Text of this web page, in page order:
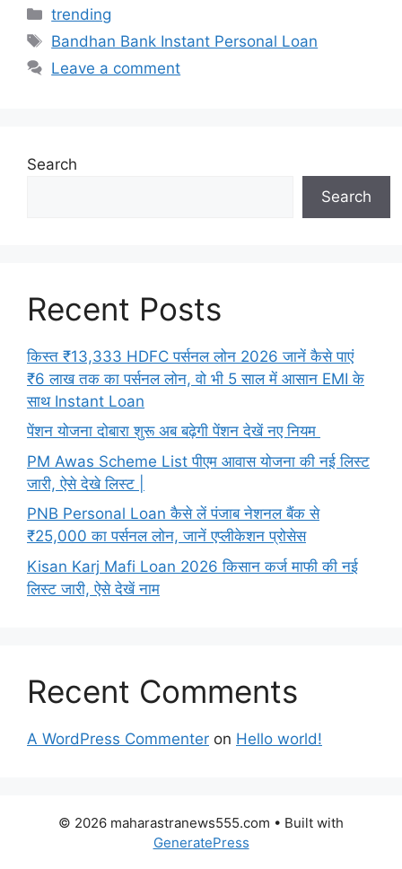
Categories
trending
Tags
Bandhan Bank Instant Personal Loan
Leave a comment
Search
Search
Recent Posts
किस्त ₹13,333 HDFC पर्सनल लोन 2026 जानें कैसे पाएं
₹6 लाख तक का पर्सनल लोन, वो भी 5 साल में आसान EMI के
साथ Instant Loan
पेंशन योजना दोबारा शुरू अब बढ़ेगी पेंशन देखें नए नियम
PM Awas Scheme List पीएम आवास योजना की नई लिस्ट
जारी, ऐसे देखे लिस्ट |
PNB Personal Loan कैसे लें पंजाब नेशनल बैंक से
₹25,000 का पर्सनल लोन, जानें एप्लीकेशन प्रोसेस
Kisan Karj Mafi Loan 2026 किसान कर्ज माफी की नई
लिस्ट जारी, ऐसे देखें नाम
Recent Comments
A WordPress Commenter on Hello world!
© 2026 maharastranews555.com • Built with
GeneratePress